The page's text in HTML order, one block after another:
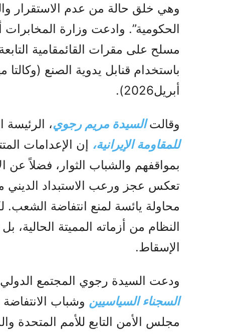
وهي خلق حالة من عدم الاستقرار
الحكومية”. وادعت وزارة
مسلح على مقرات القائمقامية
أبريل2026).
وقالتالسيدة مريم رجوي،
للمقاومة الإيرانية، إن الإعدامات
بمواقفهم والشباب الثوار، فضلاً عن
تعكس عجز ورعب الاستبداد
محاولة يائسة لمنع انتفاضة الشعب.
النظام من أزماته المميتة
الإسقاط.
ودعت السيدة رجوي المجتمع الدولي
السجناء السياسيين وشباب الانتفاضة
مجلس الأمن التابع للأمم المتحدة